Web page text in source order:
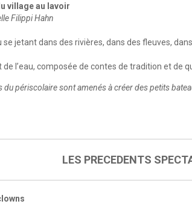
village au lavoir
Filippi Hahn
jetant dans des rivières, dans des fleuves,
l’eau, composée de contes de tradition et de
périscolaire sont amenés à créer des petits
LES PRECEDENTS